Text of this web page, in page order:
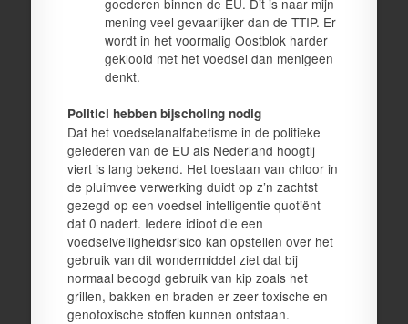
mening veel gevaarlijker dan de TTIP. Er
wordt in het voormalig Oostblok harder
geklooid met het voedsel dan menigeen
denkt.
Politici hebben bijscholing nodig
Dat het voedselanalfabetisme in de politieke
gelederen van de EU als Nederland hoogtij
viert is lang bekend. Het toestaan van chloor in
de pluimvee verwerking duidt op z’n zachtst
gezegd op een voedsel intelligentie quotiënt
dat 0 nadert. Iedere idioot die een
voedselveiligheidsrisico kan opstellen over het
gebruik van dit wondermiddel ziet dat bij
normaal beoogd gebruik van kip zoals het
grillen, bakken en braden er zeer toxische en
genotoxische stoffen kunnen ontstaan.